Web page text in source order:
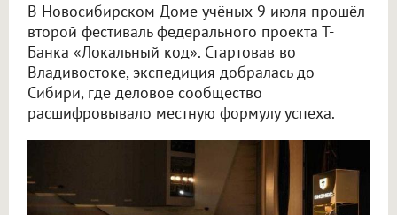
В Новосибирском Доме учёных 9 июля прошёл
второй фестиваль федерального проекта Т-
Банка «Локальный код». Стартовав во
Владивостоке, экспедиция добралась до
Сибири, где деловое сообщество
расшифровывало местную формулу успеха.